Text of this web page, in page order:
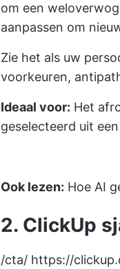
om een
aanpassen om
Zie het als uw
voorkeuren,
Ideaal voor: Het
geselecteerd uit
Ook lezen: Hoe AI
2. ClickUp
/cta/ https://